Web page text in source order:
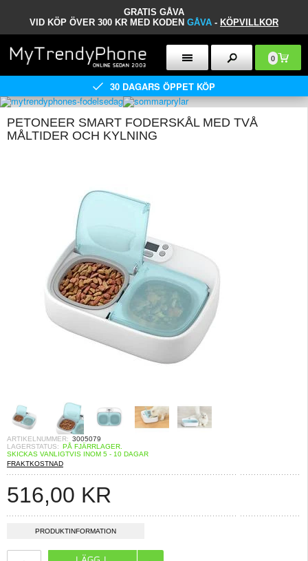
GRATIS GÅVA
VID KÖP ÖVER 300 KR MED KODEN GÅVA - KÖPVILLKOR
0
30 DAGARS ÖPPET KÖP
PETONEER SMART FODERSKÅL MED TVÅ
MÅLTIDER OCH KYLNING
ARTIKELNUMMER: 3005079
LAGERSTATUS: PÅ FJÄRRLAGER.
SKICKAS VANLIGTVIS INOM 5 - 10 DAGAR
FRAKTKOSTNAD
516,00 KR
PRODUKTINFORMATION